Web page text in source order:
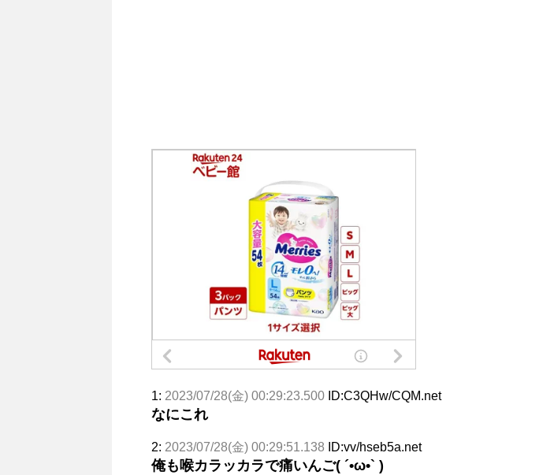
1: 2023/07/28(金) 00:29:23.500 ID:C3QHw/CQM.net
なにこれ
2: 2023/07/28(金) 00:29:51.138 ID:vv/hseb5a.net
俺も喉カラッカラで痛いんご( ´•ω•` )